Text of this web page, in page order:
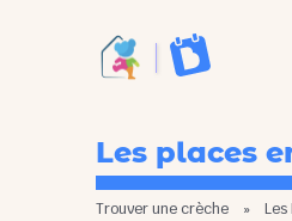
Les places
Trouver une crèche » Les